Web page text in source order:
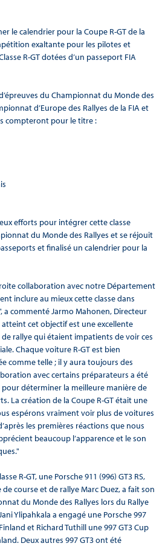
le calendrier pour la Coupe R-GT de la
exaltante pour les pilotes et
R-GT dotées d’un passeport FIA
du Championnat du Monde des
d’Europe des Rallyes de la FIA et
compteront pour le titre :
efforts pour intégrer cette classe
du Monde des Rallyes et se réjouit
et finalisé un calendrier pour la
collaboration avec notre Département
inclure au mieux cette classe dans
a commenté Jarmo Mahonen, Directeur
atteint cet objectif est une excellente
rallye qui étaient impatients de voir ces
Chaque voiture R-GT est bien
comme telle ; il y aura toujours des
avec certains préparateurs a été
déterminer la meilleure manière de
La création de la Coupe R-GT était une
espérons vraiment voir plus de voitures
les premières réactions que nous
beaucoup l’apparence et le son
R-GT, une Porsche 911 (996) GT3 RS,
course et de rallye Marc Duez, a fait son
du Monde des Rallyes lors du Rallye
Ylipahkala a engagé une Porsche 997
et Richard Tuthill une 997 GT3 Cup
Deux autres 997 GT3 ont été